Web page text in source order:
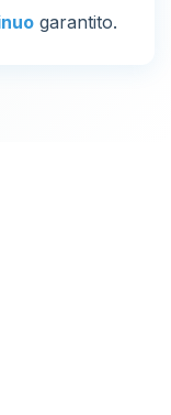
garantito.